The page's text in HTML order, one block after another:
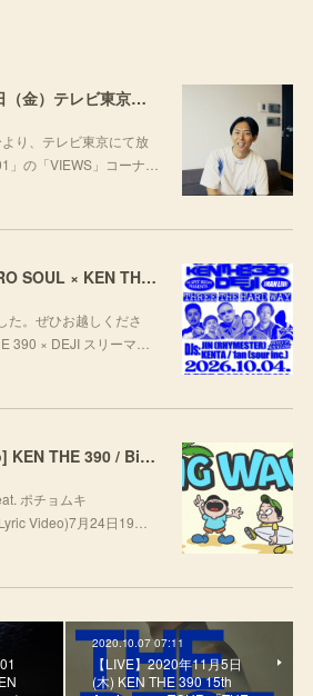
【TV出演情報】7月31日（金）テレビ東京「流派-R since2001」
り、テレビ東京にて放
」の「VIEWS」コーナ…
[LIVE] 10月4日(日) TARO SOUL × KEN THE 390 × DEJI スリーマンLIVE "THREE THE HARD WAY” @ ORD. 代官山
た。ぜひお越しくださ
390 × DEJI スリーマ…
[Animated Lyric Video] KEN THE 390 / Big Wave feat. ポチョムキン,KOPERU,Mii
ポチョムキ
Video)7月24日19…
2020.10.07 07:11
【LIVE】2020年11月5日
(木) KEN THE 390 15th